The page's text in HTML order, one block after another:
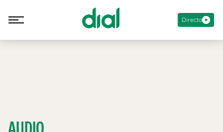
Directo